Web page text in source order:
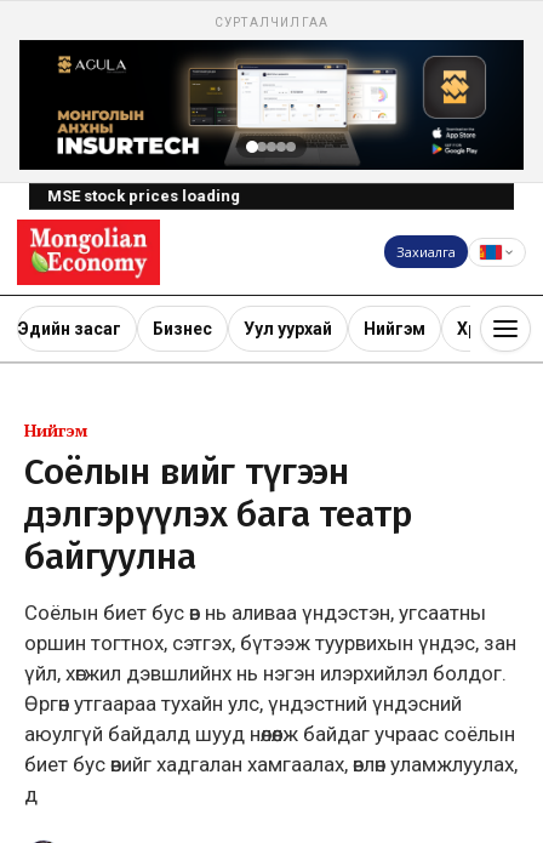
СУРТАЛЧИЛГАА
MSE stock prices loading
Захиалга
Эдийн засаг Бизнес Уул уурхай Нийгэм Хөрөнгө
Нийгэм
Соёлын өвийг түгээн
дэлгэрүүлэх бага театр
байгуулна
Соёлын биет бус өв нь аливаа үндэстэн, угсаатны
оршин тогтнох, сэтгэх, бүтээж туурвихын үндэс, зан
үйл, хөгжил дэвшлийнх нь нэгэн илэрхийлэл болдог.
Өргөн утгаараа тухайн улс, үндэстний үндэсний
аюулгүй байдалд шууд нөлөөлж байдаг учраас соёлын
биет бус өвийг хадгалан хамгаалах, өвлөн уламжлуулах,
д